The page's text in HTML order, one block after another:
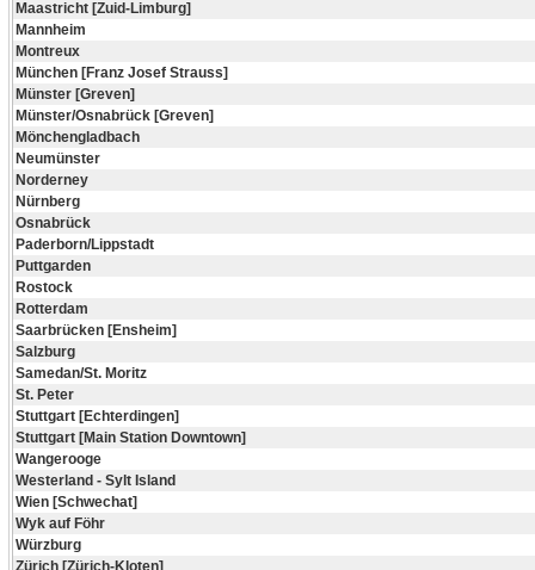
Maastricht [Zuid-Limburg]
Mannheim
Montreux
München [Franz Josef Strauss]
Münster [Greven]
Münster/Osnabrück [Greven]
Mönchengladbach
Neumünster
Norderney
Nürnberg
Osnabrück
Paderborn/Lippstadt
Puttgarden
Rostock
Rotterdam
Saarbrücken [Ensheim]
Salzburg
Samedan/St. Moritz
St. Peter
Stuttgart [Echterdingen]
Stuttgart [Main Station Downtown]
Wangerooge
Westerland - Sylt Island
Wien [Schwechat]
Wyk auf Föhr
Würzburg
Zürich [Zürich-Kloten]